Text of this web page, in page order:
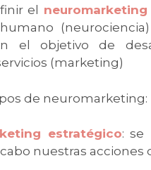
el neuromarketing
el objetivo de
(marketing)
de neuromarketing:
estratégico: se
cabo nuestras